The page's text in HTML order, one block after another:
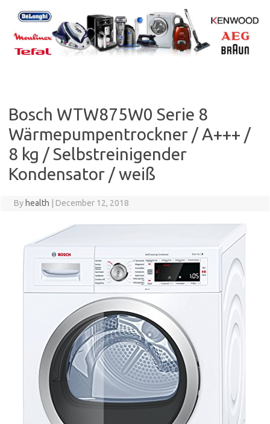
content
Bosch WTW875W0 Serie 8
Wärmepumpentrockner / A+++ /
8 kg / Selbstreinigender
Kondensator / weiß
By health December 12, 2018